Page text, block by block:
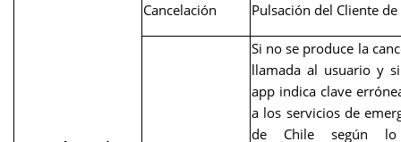
Cancelación Pulsación del Cliente
Si no se produce la
llamada al usuario y
app indica clave
a los servicios de
de Chile según